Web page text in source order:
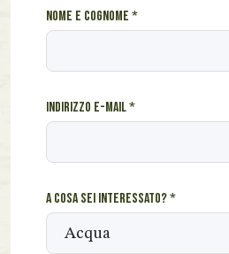
Nome e cognome *
Indirizzo e-mail*
A cosa sei interessato?*